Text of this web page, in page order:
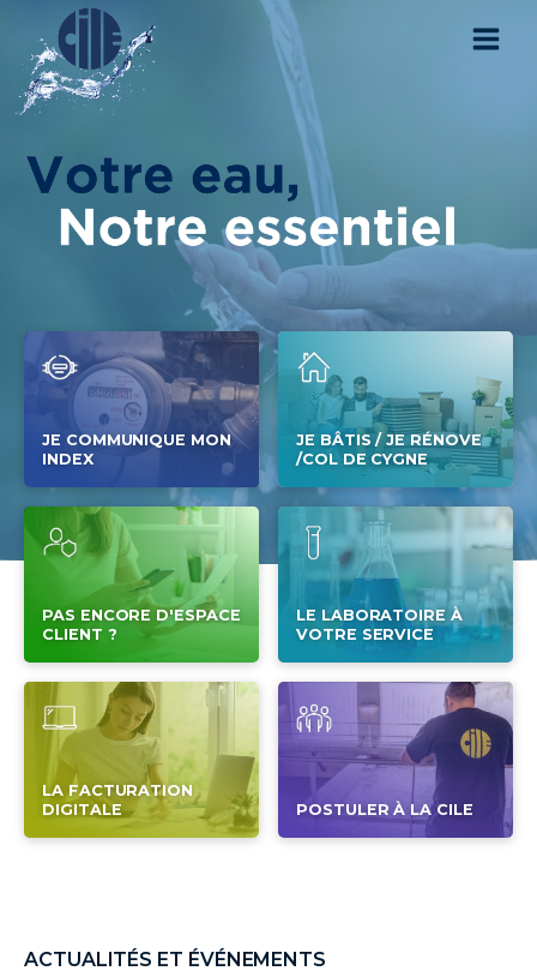
JE COMMUNIQUE MON
INDEX
JE BÂTIS / JE RÉNOVE
/COL DE CYGNE
PAS ENCORE D'ESPACE
CLIENT ?
LE LABORATOIRE À
VOTRE SERVICE
LA FACTURATION
DIGITALE
POSTULER À LA CILE
ACTUALITÉS ET ÉVÉNEMENTS